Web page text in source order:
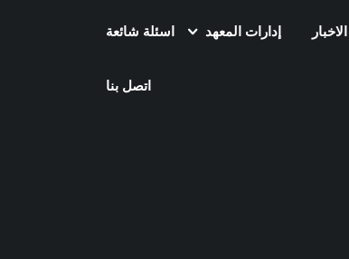
الاخبار إدارات المعهد اسئلة شائعة
اتصل بنا